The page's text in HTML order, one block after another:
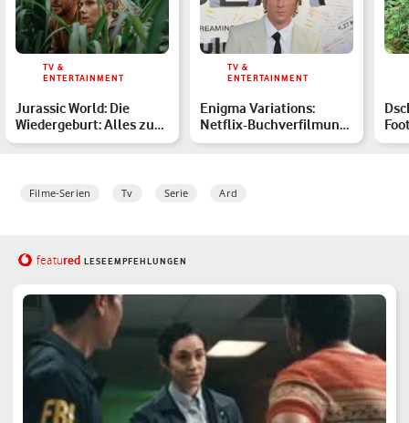
TV &
ENTERTAINMENT
Jurassic World: Die
Wiedergeburt: Alles zu
Cast, Handlung & Start…
TV &
ENTERTAINMENT
Enigma Variations:
Netflix-Buchverfilmung
mit Jeremy Allen White
Filme-Serien Tv Serie Ard
featured LESEEMPFEHLUNGEN